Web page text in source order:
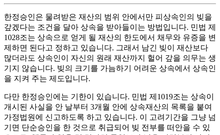
한정승인은 물려받은 재산의 범위 안에서만 피상속인의 빚을
갚겠다는 조건을 달아 상속을 받아들이는 방법입니다. 민법 제
1028조는 상속으로 얻게 될 재산의 한도에서 채무와 유증을 변
제하면 된다고 정하고 있습니다. 그래서 남긴 빚이 재산보다
많더라도 상속인이 자신의 원래 재산까지 헐어 갚을 의무는 생
기지 않습니다. 빚의 크기를 가늠하기 어려운 상속에서 상속인
을 지켜 주는 제도입니다.
다만 한정승인에는 기한이 있습니다. 민법 제1019조는 상속이
개시된 사실을 안 날부터 3개월 안에 상속재산의 목록을 붙여
가정법원에 신고하도록 하고 있습니다. 이 고려기간을 그냥 넘
기면 단순승인을 한 것으로 취급되어 빚 전부를 떠안을 수 있